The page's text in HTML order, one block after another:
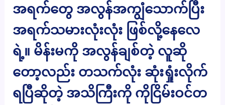
အရက်တွေ အလွန်အကျွံသောက်ပြီး
အရက်သမားလုံးလုံး ဖြစ်လို့နေလေ
ရဲ့။ မိန်းမကို အလွန်ချစ်တဲ့ လူဆို
တော့လည်း တသက်လုံး ဆုံးရှုံးလိုက်
ရပြီဆိုတဲ့ အသိကြီးကို ကိုငြိမ်းဝင်တ